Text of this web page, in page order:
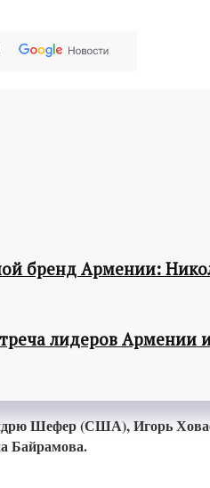
бренд Армении:
лидеров Армении
Шефер (США), Игорь
Байрамова.